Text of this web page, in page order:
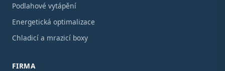
Podlahové vytápění
Energetická optimalizace
Chladicí a mrazicí boxy
FIRMA